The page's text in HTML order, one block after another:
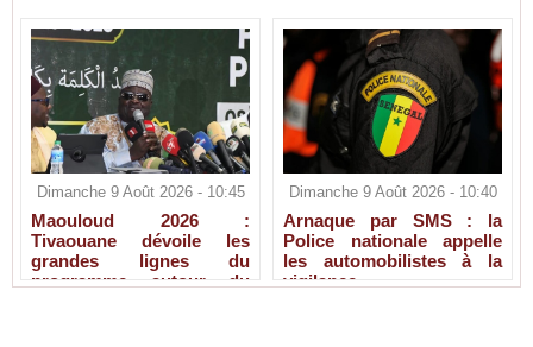
Dimanche 9 Août 2026 - 10:45
Maouloud 2026 :
Tivaouane dévoile les
grandes lignes du
programme autour du
Dimanche 9 Août 2026 - 10:40
Arnaque par SMS : la
Police nationale appelle
les automobilistes à la
vigilance